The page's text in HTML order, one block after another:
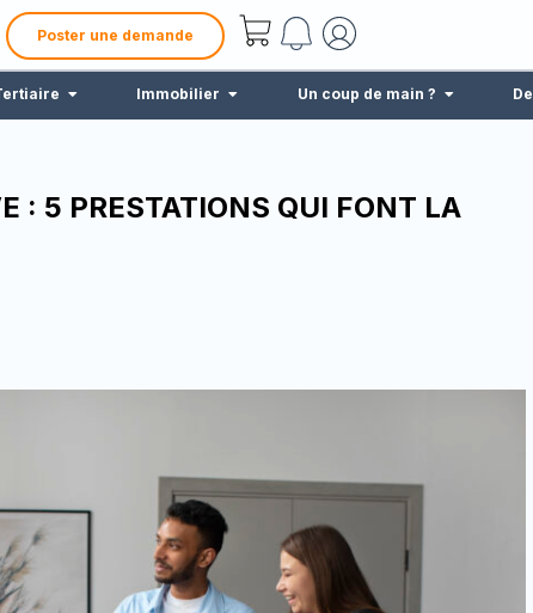
Poster une demande
Immobilier Un coup de main ?
: 5 PRESTATIONS QUI FONT LA